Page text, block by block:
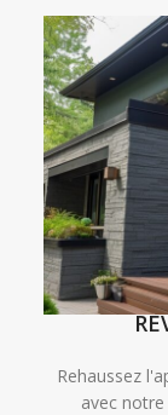
Rehaussez
avec